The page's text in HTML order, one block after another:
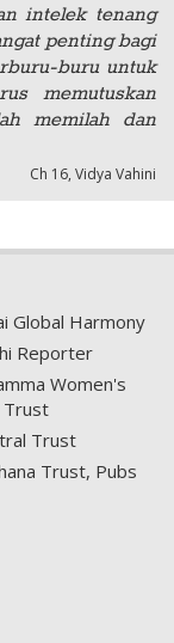
intelek tenang
penting bagi
buru untuk
memutuskan
memilah dan
Ch 16, Vidya Vahini
Global Harmony
Reporter
Women's
Trust
Trust
Trust, Pubs